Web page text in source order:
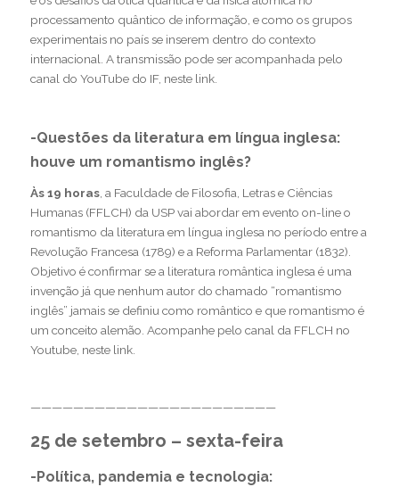
processamento quântico de informação, e como os grupos
experimentais no país se inserem dentro do contexto
internacional. A transmissão pode ser acompanhada pelo
canal do YouTube do IF, neste link.
-Questões da literatura em língua inglesa:
houve um romantismo inglês?
Às 19 horas, a Faculdade de Filosofia, Letras e Ciências
Humanas (FFLCH) da USP vai abordar em evento on-line o
romantismo da literatura em língua inglesa no período entre a
Revolução Francesa (1789) e a Reforma Parlamentar (1832).
Objetivo é confirmar se a literatura romântica inglesa é uma
invenção já que nenhum autor do chamado “romantismo
inglês” jamais se definiu como romântico e que romantismo é
um conceito alemão. Acompanhe pelo canal da FFLCH no
Youtube, neste link.
———————————————————————
25 de setembro – sexta-feira
-Política, pandemia e tecnologia: